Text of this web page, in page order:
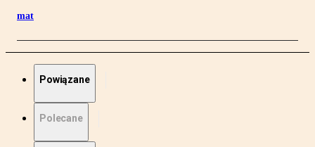
mat
Powiązane
Polecane